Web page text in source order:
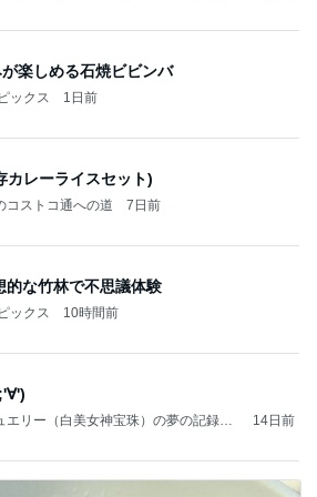
楽しめる石焼ビビンバ
ックス 1日前
カレーライスセット)
コストコ通への道 7日前
的な竹林で不思議体験
ックス 10時間前
エリー（白美女神宝珠）の夢の記録
14日前